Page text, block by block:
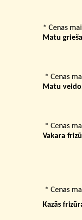
* Cenas
Matu
* Cenas
Matu
* Cenas
Vakara
* Cenas
Kazās